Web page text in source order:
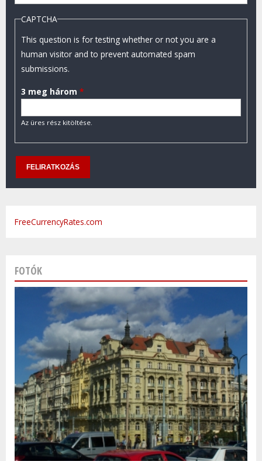
CAPTCHA
This question is for testing whether or not you are a
human visitor and to prevent automated spam
submissions.
3 meg három *
Az üres rész kitöltése.
FreeCurrencyRates.com
FOTÓK
Varsó